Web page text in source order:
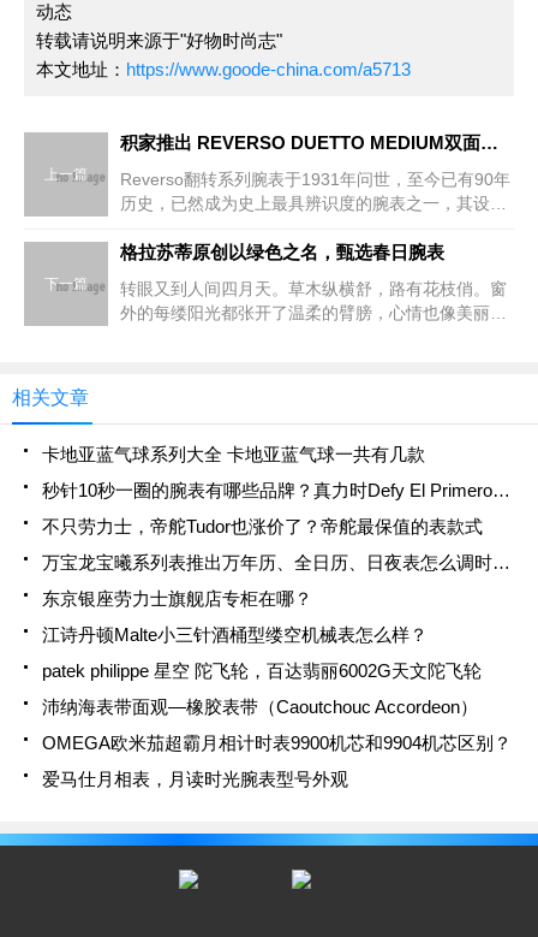
动态
转载请说明来源于"好物时尚志"
本文地址： https://www.goode-china.com/a5713
上一篇
积家推出 REVERSO DUETTO MEDIUM双面翻转系列腕表
Reverso翻转系列腕表于1931年问世，至今已有90年
历史，已然成为史上最具辨识度的腕表之一，其设计
2021年，积家以全新设计演绎其中一款倍受推崇的表
下一篇
格拉苏蒂原创以绿色之名，甄选春日腕表
转眼又到人间四月天。草木纵横舒，路有花枝俏。窗
外的每缕阳光都张开了温柔的臂膀，心情也像美丽的
相关文章
卡地亚蓝气球系列大全 卡地亚蓝气球一共有几款
秒针10秒一圈的腕表有哪些品牌？真力时Defy El Primero 21
不只劳力士，帝舵Tudor也涨价了？帝舵最保值的表款式
万宝龙宝曦系列表推出万年历、全日历、日夜表怎么调时间？
东京银座劳力士旗舰店专柜在哪？
江诗丹顿Malte小三针酒桶型缕空机械表怎么样？
patek philippe 星空 陀飞轮，百达翡丽6002G天文陀飞轮
沛纳海表带面观—橡胶表带（Caoutchouc Accordeon）
OMEGA欧米茄超霸月相计时表9900机芯和9904机芯区别？
爱马仕月相表，月读时光腕表型号外观